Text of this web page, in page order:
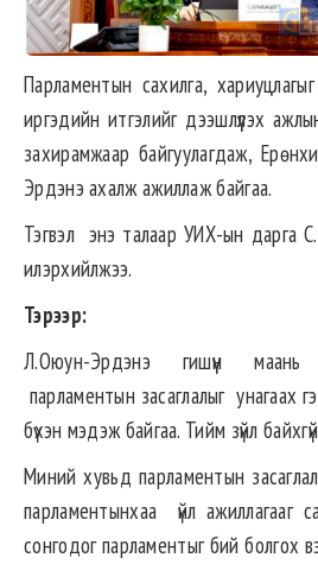
Парламентын сахилга,
иргэдийн итгэлийг дээшлүүлэх
захирамжаар байгуулагдаж,
Эрдэнэ ахалж ажиллаж байгаа.
Тэгвэл энэ талаар УИХ-ын дарга
илэрхийлжээ.
Тэрээр:
Л.Оюун-Эрдэнэ гишүүн
парламентын засаглалыг унагаах
бүхэн мэдэж байгаа. Тийм зүйл
Миний хувьд парламентын
парламентынхаа
үйлажиллагааг
сонгодогпарламентыгбийболгох